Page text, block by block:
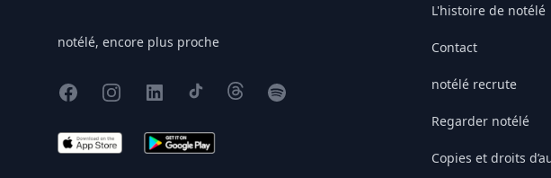
notélé, encore plus proche
FacebookInstagram
X TikTokThreadsSpotify
App Store Google Play
L'histoire de notélé
Contact
notélé recrute
Regarder notélé
Copies et droits